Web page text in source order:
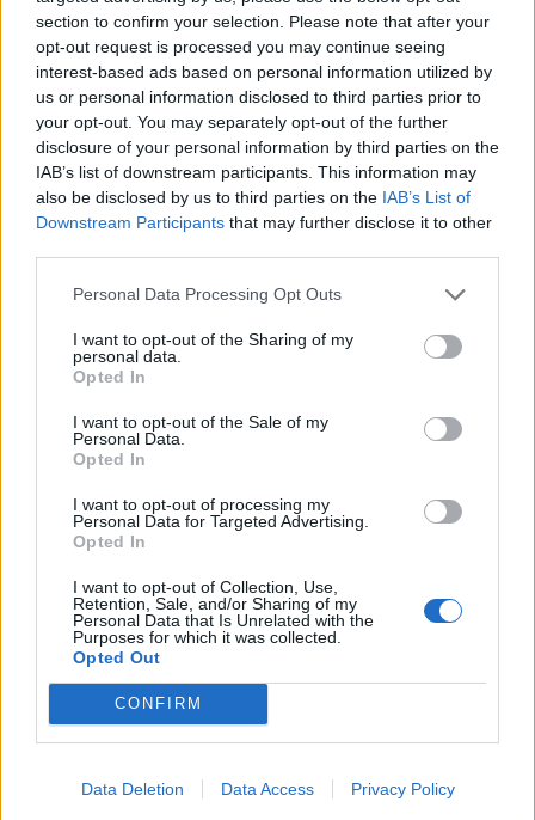
section to confirm your selection. Please note that after your
opt-out request is processed you may continue seeing
interest-based ads based on personal information utilized by
us or personal information disclosed to third parties prior to
your opt-out. You may separately opt-out of the further
disclosure of your personal information by third parties on the
IAB’s list of downstream participants. This information may
also be disclosed by us to third parties on the IAB’s List of
Downstream Participants that may further disclose it to other
Personal Data Processing Opt Outs
I want to opt-out of the Sharing of my
personal data.
Opted In
I want to opt-out of the Sale of my
Personal Data.
Opted In
I want to opt-out of processing my
Personal Data for Targeted Advertising.
Opted In
I want to opt-out of Collection, Use,
Retention, Sale, and/or Sharing of my
Personal Data that Is Unrelated with the
Purposes for which it was collected.
Opted Out
CONFIRM
Data Deletion Data Access Privacy Policy
Det råder lite oklarhet kring om det finns en
eller två tiggare i Vellinge kommun. Den som
garant...
Börja prenumerera för att läsa detta innehåll.
Starta din prenumerationhär
Remember Me
Forgot Password
Stöd Para§rafs bevakning av högerextremismen